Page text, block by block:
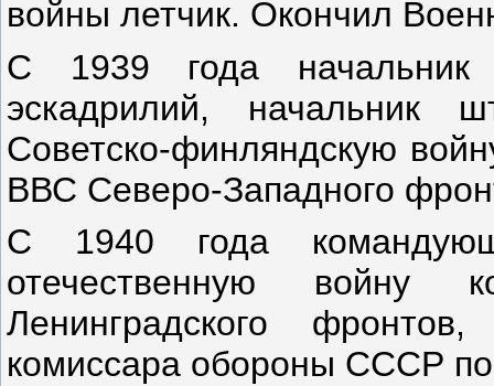
войны летчик. Окончил
С 1939 года начальник
эскадрилий, начальник
Советско-финляндскую
ВВС Северо-Западного
С 1940 года
отечественную войну
Ленинградского
комиссара обороны СССР